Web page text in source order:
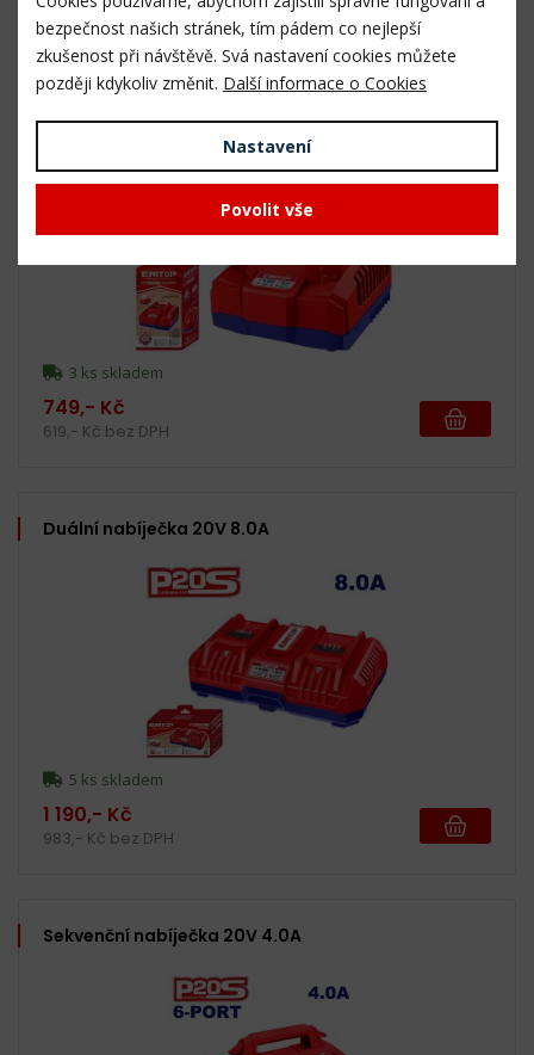
1 490,- Kč
1 231,- Kč bez DPH
3 ks skladem
749,- Kč
619,- Kč bez DPH
Duální nabíječka 20V 8.0A
5 ks skladem
1 190,- Kč
983,- Kč bez DPH
Sekvenční nabíječka 20V 4.0A
bezpečnost našich stránek, tím pádem co nejlepší
zkušenost při návštěvě. Svá nastavení cookies můžete
později kdykoliv změnit. Další informace o Cookies
Nastavení
Povolit vše